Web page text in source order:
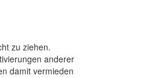
zu ziehen.
anderer
damit vermieden